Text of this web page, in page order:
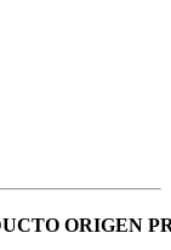
ORIGEN